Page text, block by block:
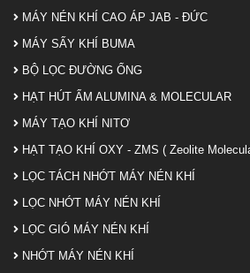
MÁY NÉN KHÍ CAO ÁP JAB - ĐỨC
MÁY SẤY KHÍ BUMA
BỘ LỌC ĐƯỜNG ỐNG
HẠT HÚT ẨM ALUMINA & MOLECULAR
MÁY TẠO KHÍ NITƠ
HẠT TẠO KHÍ OXY - ZMS ( Zeolite
LỌC TÁCH NHỚT MÁY NÉN KHÍ
LỌC NHỚT MÁY NÉN KHÍ
LỌC GIÓ MÁY NÉN KHÍ
NHỚT MÁY NÉN KHÍ